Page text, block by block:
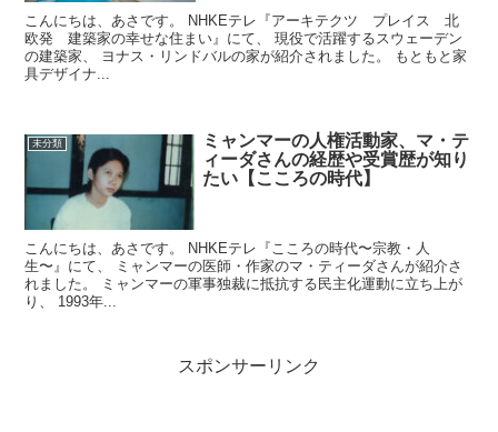
こんにちは、あさです。 NHKEテレ『アーキテクツ プレイス 北
欧発 建築家の幸せな住まい』にて、 現役で活躍するスウェーデン
の建築家、 ヨナス・リンドバルの家が紹介されました。 もともと家
具デザイナ...
未分類
ミャンマーの人権活動家、マ・テ
ィーダさんの経歴や受賞歴が知り
たい【こころの時代】
こんにちは、あさです。 NHKEテレ『こころの時代〜宗教・人
生〜』にて、 ミャンマーの医師・作家のマ・ティーダさんが紹介さ
れました。 ミャンマーの軍事独裁に抵抗する民主化運動に立ち上が
り、 1993年...
スポンサーリンク